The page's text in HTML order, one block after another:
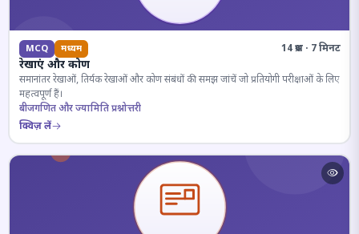
MCQ मध्यम 14 प्रश्न · 7 मिनट
रेखाएं और कोण
समानांतर रेखाओं, तिर्यक रेखाओं और कोण संबंधों की समझ जांचें जो प्रतियोगी परीक्षाओं के लिए
महत्वपूर्ण हैं।
बीजगणित और ज्यामिति प्रश्नोत्तरी
क्विज़ लें